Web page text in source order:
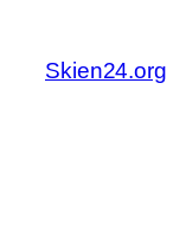
content
Skien24.org